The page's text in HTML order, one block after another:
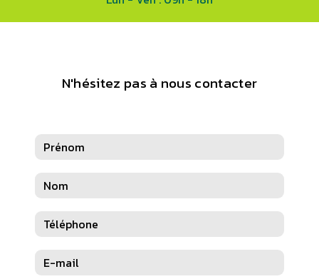
N'hésitez pas à nous contacter